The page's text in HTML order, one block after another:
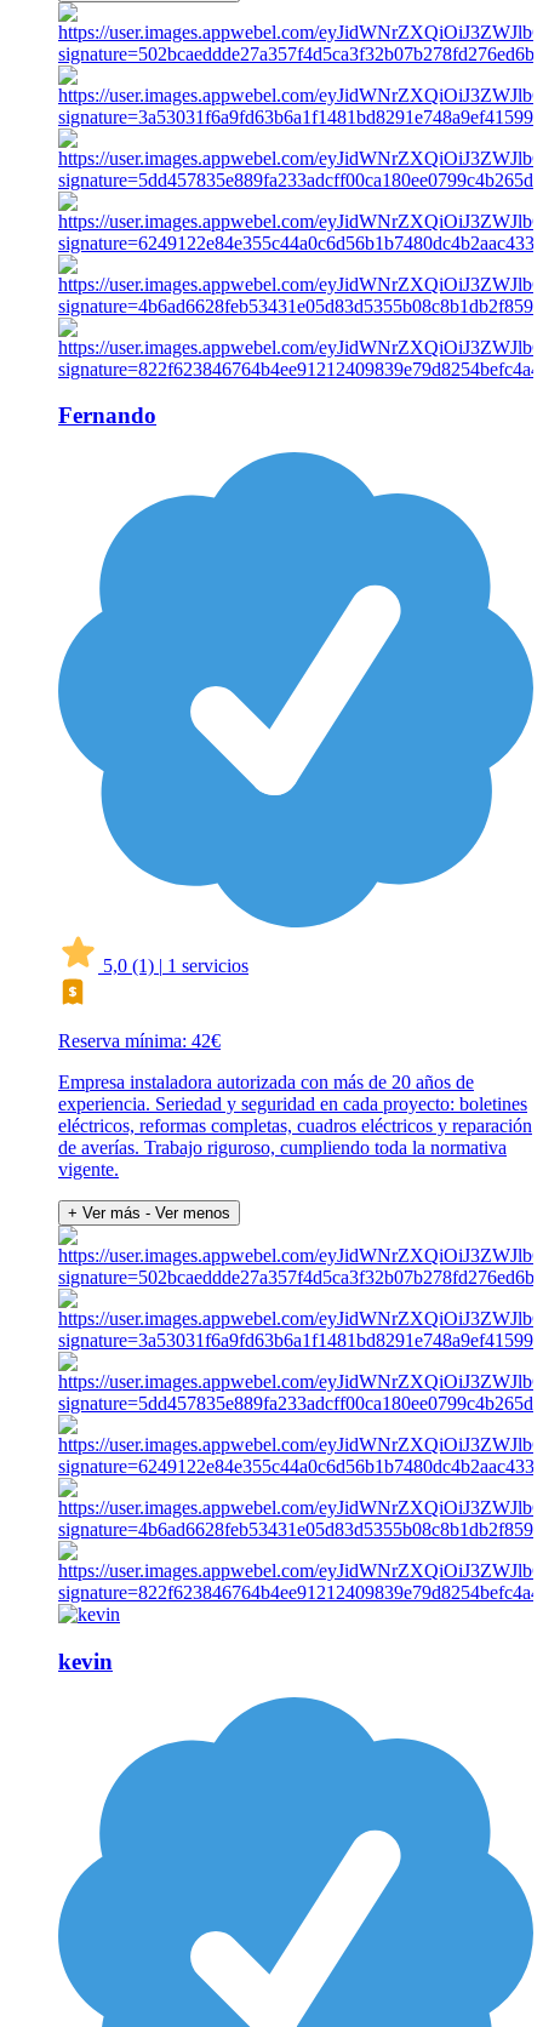
Fernando
5,0 (1) | 1 servicios
Reserva mínima: 42€
Empresa instaladora autorizada con más de 20 años de
experiencia. Seriedad y seguridad en cada proyecto: boletines
eléctricos, reformas completas, cuadros eléctricos y reparación
de averías. Trabajo riguroso, cumpliendo toda la normativa
vigente.
+ Ver más - Ver menos
kevin